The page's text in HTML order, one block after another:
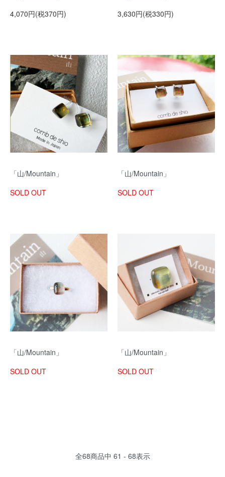
4,070円(税370円)
3,630円(税330円)
「山/Mountain」
SOLD OUT
「山/Mountain」
SOLD OUT
「山/Mountain」
SOLD OUT
「山/Mountain」
SOLD OUT
全68商品中 61 - 68表示